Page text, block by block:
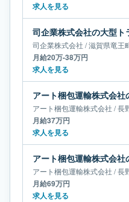
求人を見る
司企業株式会社 /滋賀県竜王
月給20万-38万円
求人を見る
アート梱包運輸株式会社 /長
月給37万円
求人を見る
アート梱包運輸株式会社 /長
月給69万円
求人を見る